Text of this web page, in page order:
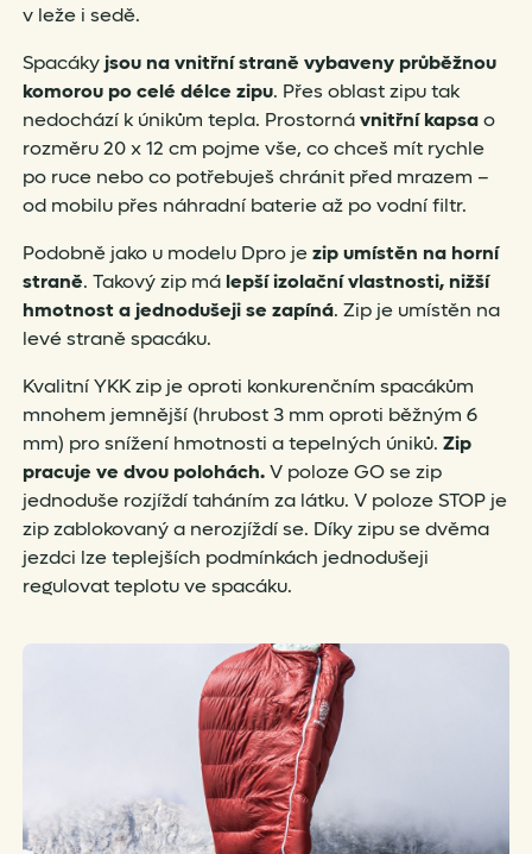
v leže i sedě.
Spacákyjsou na vnitřní straně vybaveny průběžnou
komorou po celé délce zipu. Přes oblast zipu tak
nedochází k únikům tepla. Prostornávnitřní kapsao
rozměru 20 x 12 cm pojme vše, co chceš mít rychle
po ruce nebo co potřebuješ chránit před mrazem –
od mobilu přes náhradní baterie až po vodní filtr.
Podobně jako u modelu Dpro jezip umístěn na horní
straně. Takový zip má lepší izolační vlastnosti, nižší
hmotnost a jednodušeji se zapíná. Zip je umístěn na
levé straně spacáku.
Kvalitní YKK zip je oproti konkurenčním spacákům
mnohem jemnější (hrubost 3 mm oproti běžným 6
mm) pro snížení hmotnosti a tepelných úniků. Zip
pracuje ve dvou polohách.V poloze GO se zip
jednoduše rozjíždí taháním za látku. V poloze STOP je
zip zablokovaný a nerozjíždí se. Díky zipu se dvěma
jezdci lze teplejších podmínkách jednodušeji
regulovat teplotu ve spacáku.